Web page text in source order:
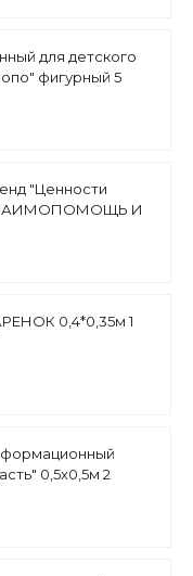
для детского
фигурный 5
ДС1017
"Ценности
И
арт. 2450_16
0,4*0,35м 1
0,5х0,5м 2